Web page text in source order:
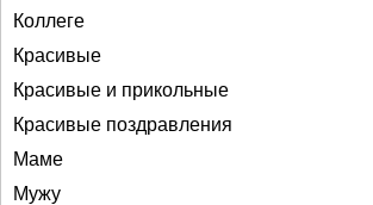
Коллеге
Красивые
Красивые и прикольные
Красивые поздравления
Маме
Мужу